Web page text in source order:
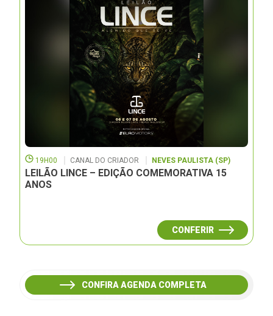
19H00 CANAL DO CRIADOR NEVES PAULISTA (SP)
LEILÃO LINCE – EDIÇÃO COMEMORATIVA 15
ANOS
CONFERIR
CONFIRA AGENDA COMPLETA